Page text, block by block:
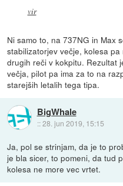
vir
Ni samo to, na 737NG in Max
stabilizatorjev večje, kolesa
drugih reči v kokpitu. Rezultat
večja, pilot pa ima za to na
starejših letalih tega tipa.
BigWhale
::28. jun 2019, 15:15
Ja, pol se strinjam, da je to
je bla sicer, to pomeni, da tud
kolesa ne more vec vrtet.